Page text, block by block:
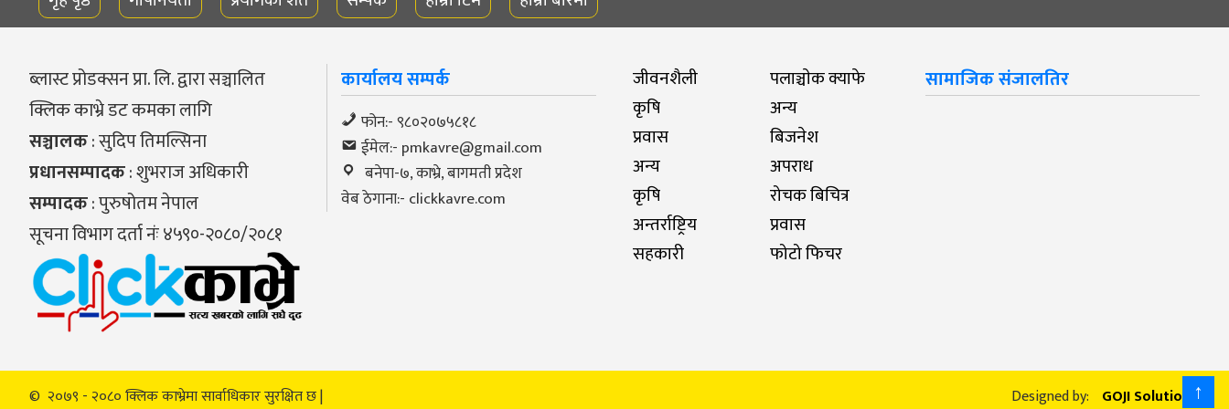
ब्लास्ट प्रोडक्सन प्रा. लि. द्वारा सञ्चालित
क्लिक काभ्रे डट कमका लागि
सञ्चालक: सुदिप तिमल्सिना
प्रधानसम्पादक: शुभराज अधिकारी
सम्पादक: पुरुषोतम नेपाल
सूचना विभाग दर्ता नंः ४५९०-२०८०/२०८१
कार्यालय सम्पर्क
फोन:- ९८०२०७५८१८
ईमेल:- pmkavre@gmail.com
बनेपा-७, काभ्रे, बागमती प्रदेश
वेब ठेगाना:- clickkavre.com
जीवनशैली
पलाञ्चाेक क्याफे
कृषि
अन्य
प्रवास
बिजनेश
अन्य
अपराध
कृषि
रोचक बिचित्र
अन्तर्राष्ट्रिय
प्रवास
सहकारी
फोटो फिचर
सामाजिक संजालतिर
© २०७९ - २०८० क्लिक काभ्रेमा सार्वाधिकार सुरक्षित छ | Designed by: GOJI Solution ↑